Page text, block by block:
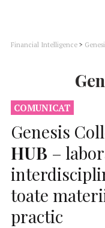
Financial Intelligence >
COMUNICAT
Genesis
HUB –
toate
practic